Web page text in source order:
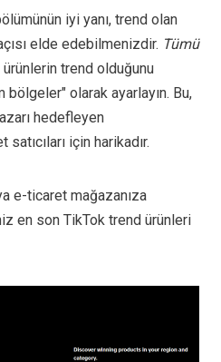
iyi yanı, trend olan
elde edebilmenizdir. Tümü
trend olduğunu
olarak ayarlayın. Bu,
hedefleyen
için harikadır.
e-ticaret mağazanıza
en son TikTok trend ürünleri